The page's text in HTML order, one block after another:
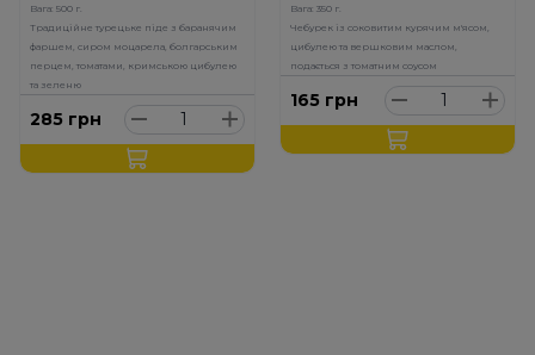
Вага: 500 г.
Традиційне турецьке піде з баранячим
фаршем, сиром моцарела, болгарським
перцем, томатами, кримською цибулею
та зеленю
285 грн
Вага: 350 г.
Чебурек із соковитим курячим м'ясом,
цибулею та вершковим маслом,
подається з томатним соусом
165 грн